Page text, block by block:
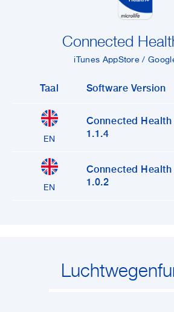
Connected
iTunes AppStore /
Taal Software Version
EN
Connected
1.1.4
EN
Connected
1.0.2